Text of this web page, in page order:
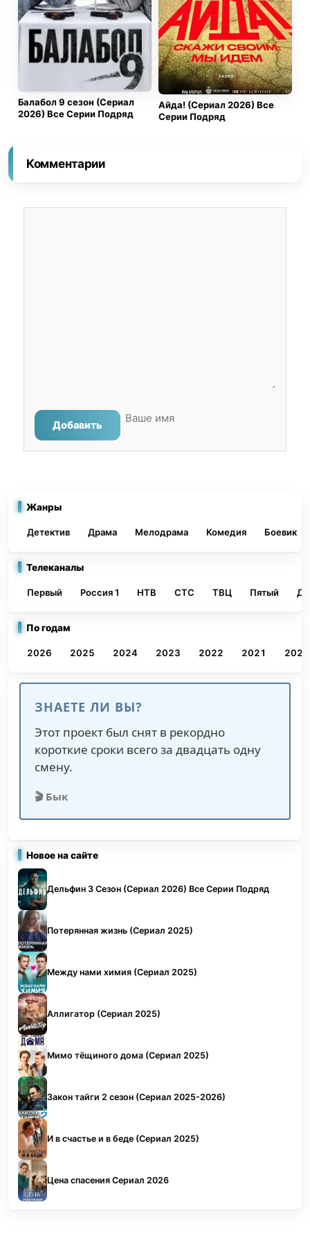
Балабол 9 сезон (Сериал
2026) Все Серии Подряд
Айда! (Сериал 2026) Все
Серии Подряд
Комментарии
Добавить
Жанры
Детектив Драма Мелодрама Комедия Боевик
Телеканалы
Первый Россия 1 НТВ СТС ТВЦ Пятый
По годам
2026 2025 2024 2023 2022 2021 2020
ЗНАЕТЕ ЛИ ВЫ?
Этот проект был снят в рекордно
короткие сроки всего за двадцать одну
смену.
🎬 Бык
Новое на сайте
Дельфин 3 Сезон (Сериал 2026) Все Серии Подряд
Потерянная жизнь (Сериал 2025)
Между нами химия (Сериал 2025)
Аллигатор (Сериал 2025)
Мимо тёщиного дома (Сериал 2025)
Закон тайги 2 сезон (Сериал 2025-2026)
И в счастье и в беде (Сериал 2025)
Цена спасения Сериал 2026